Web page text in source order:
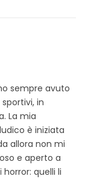
sempre avuto
in
La mia
è iniziata
allora non mi
e aperto a
quelli li